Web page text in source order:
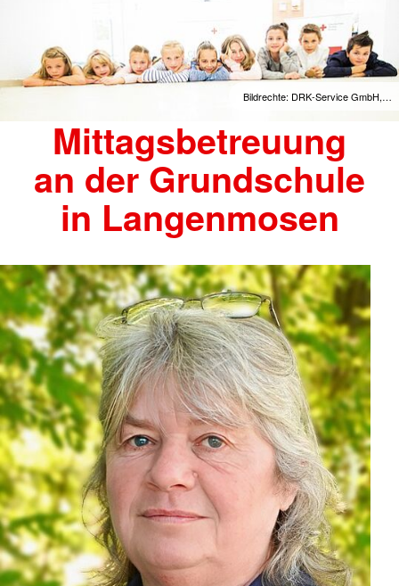
Bildrechte: DRK-Service GmbH,…
Mittagsbetreuung
an der Grundschule
in Langenmosen